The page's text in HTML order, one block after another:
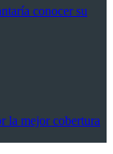
conocer su
la mejor cobertura